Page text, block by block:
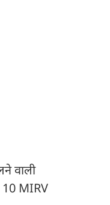
वाली
10 MIRV